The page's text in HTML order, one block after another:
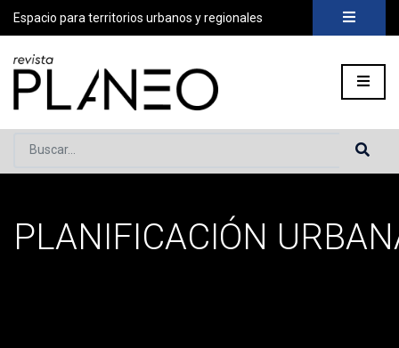
Espacio para territorios urbanos y regionales
Buscar...
Portada » Planificación Urbana
PLANIFICACIÓN